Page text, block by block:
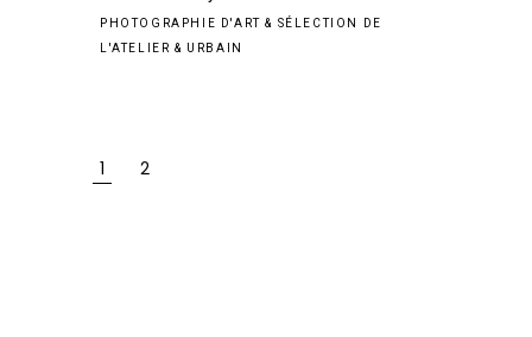
PHOTOGRAPHIE D'ART & SÉLECTION DE
L'ATELIER & URBAIN
1 2